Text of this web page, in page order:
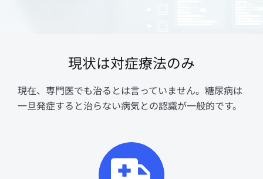
現状は対症療法のみ
現在、専門医でも治るとは言っていません。糖尿病は
一旦発症すると治らない病気との認識が一般的です。